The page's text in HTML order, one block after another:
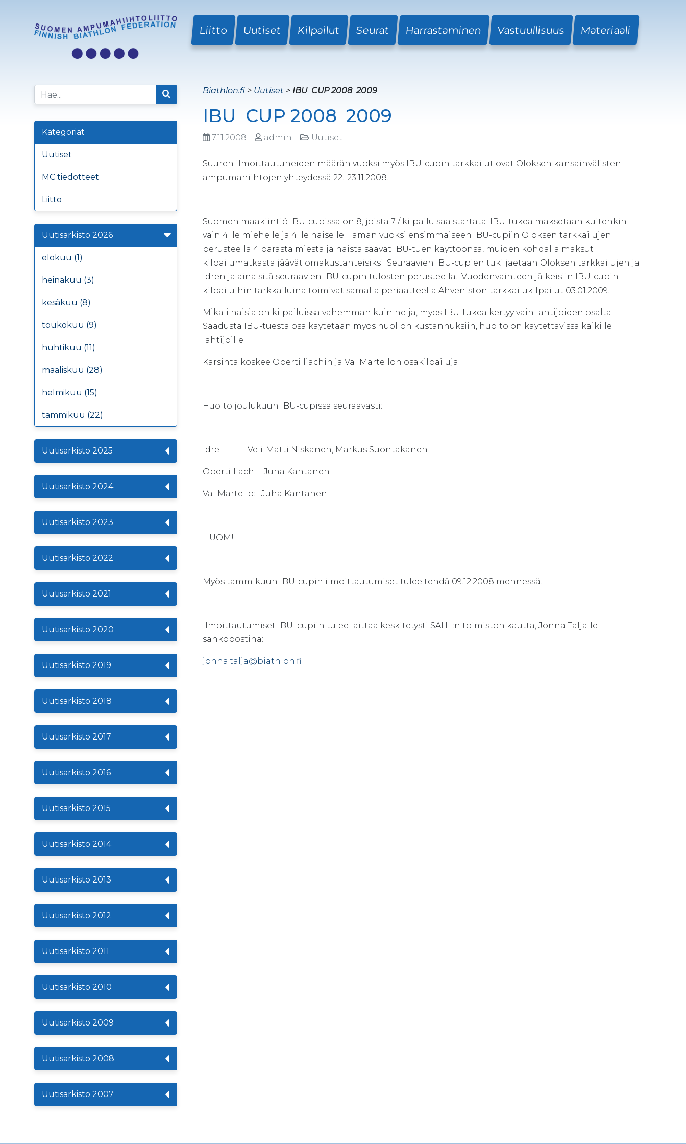
Liitto Uutiset Kilpailut Seurat Harrastaminen Vastuullisuus Materiaali
Kategoriat
Uutiset
MC tiedotteet
Liitto
Uutisarkisto 2026
elokuu (1)
heinäkuu (3)
kesäkuu (8)
toukokuu (9)
huhtikuu (11)
maaliskuu (28)
helmikuu (15)
tammikuu (22)
Uutisarkisto 2025
Uutisarkisto 2024
Uutisarkisto 2023
Uutisarkisto 2022
Uutisarkisto 2021
Uutisarkisto 2020
Uutisarkisto 2019
Uutisarkisto 2018
Uutisarkisto 2017
Uutisarkisto 2016
Uutisarkisto 2015
Uutisarkisto 2014
Uutisarkisto 2013
Uutisarkisto 2012
Uutisarkisto 2011
Uutisarkisto 2010
Uutisarkisto 2009
Uutisarkisto 2008
Uutisarkisto 2007
Biathlon.fi > Uutiset > IBU  CUP 2008  2009
IBU  CUP 2008  2009
7.11.2008 admin Uutiset
Suuren ilmoittautuneiden määrän vuoksi myös IBU-cupin tarkkailut ovat Oloksen kansainvälisten
ampumahiihtojen yhteydessä 22.-23.11.2008.
Suomen maakiintiö IBU-cupissa on 8, joista 7 / kilpailu saa startata. IBU-tukea maksetaan kuitenkin
vain 4:lle miehelle ja 4:lle naiselle. Tämän vuoksi ensimmäiseen IBU-cupiin Oloksen tarkkailujen
perusteella 4 parasta miestä ja naista saavat IBU-tuen käyttöönsä, muiden kohdalla maksut
kilpailumatkasta jäävät omakustanteisiksi. Seuraavien IBU-cupien tuki jaetaan Oloksen tarkkailujen ja
Idren ja aina sitä seuraavien IBU-cupin tulosten perusteella. Vuodenvaihteen jälkeisiin IBU-cupin
kilpailuihin tarkkailuina toimivat samalla periaatteella Ahveniston tarkkailukilpailut 03.01.2009.
Mikäli naisia on kilpailuissa vähemmän kuin neljä, myös IBU-tukea kertyy vain lähtijöiden osalta.
Saadusta IBU-tuesta osa käytetään myös huollon kustannuksiin, huolto on käytettävissä kaikille
lähtijöille.
Karsinta koskee Obertilliachin ja Val Martellon osakilpailuja.
Huolto joulukuun IBU-cupissa seuraavasti:
Idre: Veli-Matti Niskanen, Markus Suontakanen
Obertilliach: Juha Kantanen
Val Martello: Juha Kantanen
HUOM!
Myös tammikuun IBU-cupin ilmoittautumiset tulee tehdä 09.12.2008 mennessä!
Ilmoittautumiset IBU  cupiin tulee laittaa keskitetysti SAHL:n toimiston kautta, Jonna Taljalle
sähköpostina:
jonna.talja@biathlon.fi